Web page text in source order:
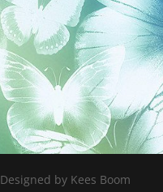
Designed by Kees Boom